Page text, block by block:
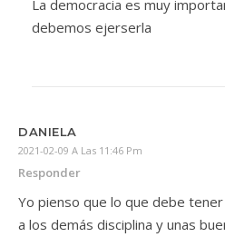
La democracia es muy
debemos ejerserla
DANIELA
2021-02-09 A Las 11:46 Pm
Responder
Yo pienso que lo que debe
a los demás disciplina y unas